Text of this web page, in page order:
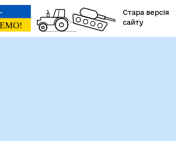
Стара версія
сайту